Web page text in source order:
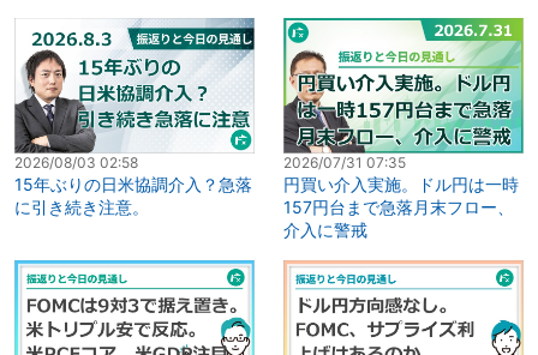
2026/08/03 02:58
15年ぶりの日米協調介入？急落
に引き続き注意。
2026/07/31 07:35
円買い介入実施。ドル円は一時
157円台まで急落月末フロー、
介入に警戒